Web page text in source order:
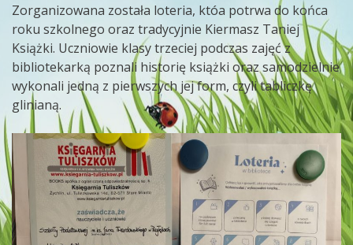
Zorganizowana została loteria, któa potrwa do końca
roku szkolnego oraz tradycyjnie Kiermasz Taniej
Książki. Uczniowie klasy trzeciej podczas zajęć z
bibliotekarką poznali historię książki oraz samodzielnie
wykonali jedną z pierwszych jej form, czyli tabliczkę
glinianą.